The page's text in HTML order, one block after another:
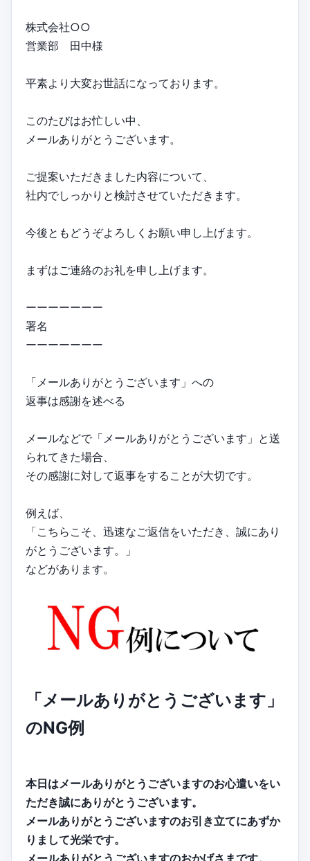
株式会社○○
営業部 田中様
平素より大変お世話になっております。
このたびはお忙しい中、
メールありがとうございます。
ご提案いただきました内容について、
社内でしっかりと検討させていただきます。
今後ともどうぞよろしくお願い申し上げます。
まずはご連絡のお礼を申し上げます。
ーーーーーーー
署名
ーーーーーーー
「メールありがとうございます」への
返事は感謝を述べる
メールなどで「メールありがとうございます」と送
られてきた場合、
その感謝に対して返事をすることが大切です。
例えば、
「こちらこそ、迅速なご返信をいただき、誠にあり
がとうございます。」
などがあります。
「メールありがとうございます」
のNG例
本日はメールありがとうございますのお心遣いをい
ただき誠にありがとうございます。
メールありがとうございますのお引き立てにあずか
りまして光栄です。